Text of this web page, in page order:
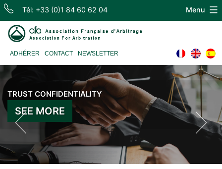
Skip
content
Tél: +33 (0)1 84 60 62 04
d'Arbitrage
ADHÉRER CONTACT NEWSLETTER
Menu
TRUST CONFIDENTIALITY
SEE MORE